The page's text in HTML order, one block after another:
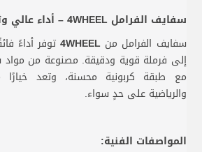
سفايف الفرامل 4WHEEL – أداء عالي وثقة مضمونة
سفايف الفرامل من 4WHEELتوفر أداءً
إلى فرملة قوية ودقيقة. مصنوعة من مواد
مع طبقة كربونية محسنة، وتعد خيارًا
والرياضية على حدٍ سواء.
المواصفات الفنية: